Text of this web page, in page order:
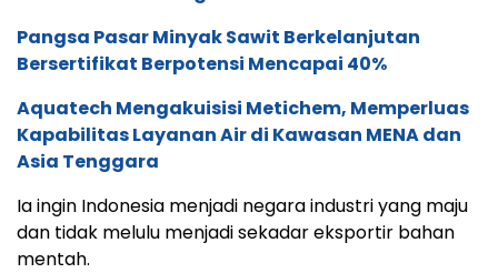
Pangsa Pasar Minyak Sawit Berkelanjutan
Bersertifikat Berpotensi Mencapai 40%
Aquatech Mengakuisisi Metichem, Memperluas
Kapabilitas Layanan Air di Kawasan MENA dan
Asia Tenggara
Ia ingin Indonesia menjadi negara industri yang maju
dan tidak melulu menjadi sekadar eksportir bahan
mentah.